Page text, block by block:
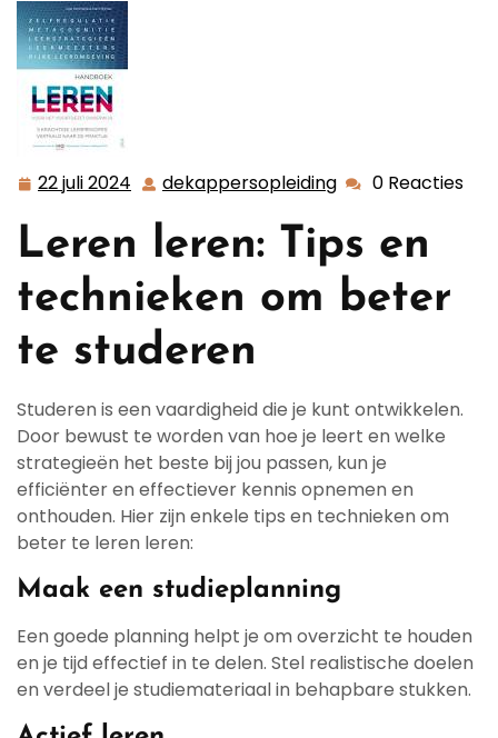
22 juli 2024 22
2024
dekappersopleiding 0 Reacties
Leren leren: Tips en
technieken om beter
te studeren
Studeren is een vaardigheid die je kunt ontwikkelen.
Door bewust te worden van hoe je leert en welke
strategieën het beste bij jou passen, kun je
efficiënter en effectiever kennis opnemen en
onthouden. Hier zijn enkele tips en technieken om
beter te leren leren:
Maak een studieplanning
Een goede planning helpt je om overzicht te houden
en je tijd effectief in te delen. Stel realistische doelen
en verdeel je studiemateriaal in behapbare stukken.